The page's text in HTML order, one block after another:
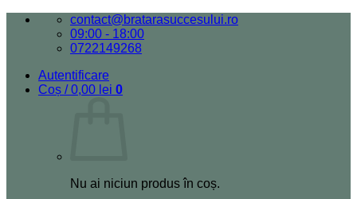
Skip
contact@bratarasuccesului.ro
09:00 - 18:00
0722149268
Autentificare
Coș /0,00 lei 0
Nu ai niciun produs în coș.